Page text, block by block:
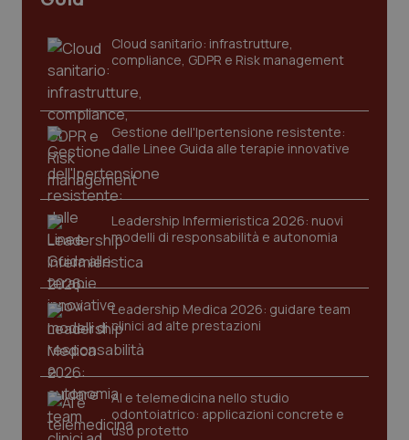
Cloud sanitario: infrastrutture,
compliance, GDPR e Risk management
Gestione dell'Ipertensione resistente:
dalle Linee Guida alle terapie innovative
Leadership Infermieristica 2026: nuovi
modelli di responsabilità e autonomia
Leadership Medica 2026: guidare team
clinici ad alte prestazioni
AI e telemedicina nello studio
odontoiatrico: applicazioni concrete e
uso protetto
protette del sito. Il sito web non è in grado di
funzionare correttamente senza questi cookie.
VISITOR_PRIVACY_METADATA
YouTube
CookieScriptConsent
CookieScript
www.quotidianosanita.it